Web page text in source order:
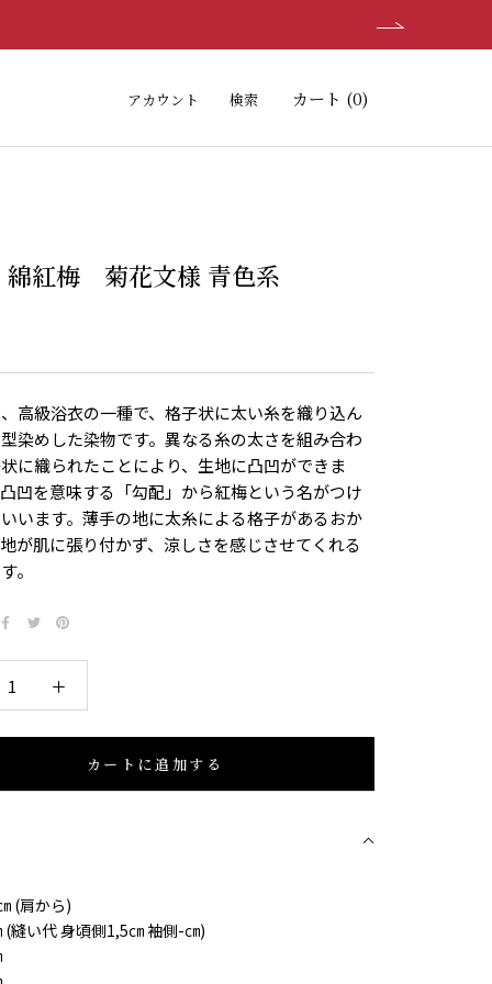
アカウント 検索 カート (0)
紅梅 菊花文様 青色系
高級浴衣の一種で、格子状に太い糸を織り込ん
染めした染物です。異なる糸の太さを組み合わ
に織られたことにより、生地に凸凹ができま
凹を意味する「勾配」から紅梅という名がつけ
います。薄手の地に太糸による格子があるおか
が肌に張り付かず、涼しさを感じさせてくれる
。
カートに追加する
(肩から)
(縫い代 身頃側1,5㎝ 袖側-㎝)